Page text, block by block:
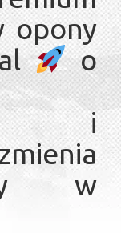
opony
o
i
w